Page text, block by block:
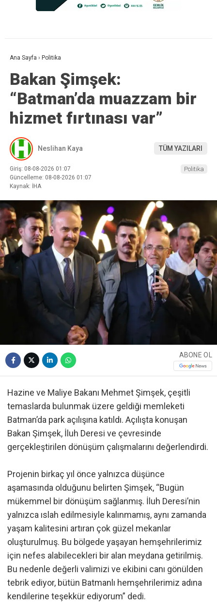
Ana Sayfa › Politika
Bakan Şimşek:
“Batman’da muazzam bir
hizmet fırtınası var”
Neslihan Kaya TÜM YAZILARI
Giriş: 08-08-2026 01:07
Güncelleme: 08-08-2026 01:07
Kaynak: İHA
Politika
ABONE OL
Hazine ve Maliye Bakanı Mehmet Şimşek, çeşitli
temaslarda bulunmak üzere geldiği memleketi
Batman’da park açılışına katıldı. Açılışta konuşan
Bakan Şimşek, İluh Deresi ve çevresinde
gerçekleştirilen dönüşüm çalışmalarını değerlendirdi.
Projenin birkaç yıl önce yalnızca düşünce
aşamasında olduğunu belirten Şimşek, “Bugün
mükemmel bir dönüşüm sağlanmış. İluh Deresi’nin
yalnızca ıslah edilmesiyle kalınmamış, aynı zamanda
yaşam kalitesini artıran çok güzel mekanlar
oluşturulmuş. Bu bölgede yaşayan hemşehrilerimiz
için nefes alabilecekleri bir alan meydana getirilmiş.
Bu nedenle değerli valimizi ve ekibini canı gönülden
tebrik ediyor, bütün Batmanlı hemşehrilerimiz adına
kendilerine teşekkür ediyorum” dedi.